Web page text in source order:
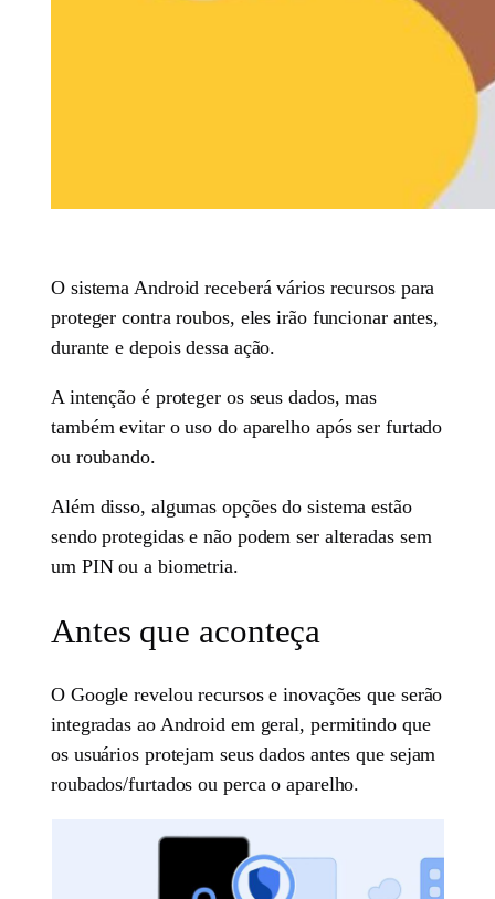
O sistema Android receberá vários recursos para
proteger contra roubos, eles irão funcionar antes,
durante e depois dessa ação.
A intenção é proteger os seus dados, mas
também evitar o uso do aparelho após ser furtado
ou roubando.
Além disso, algumas opções do sistema estão
sendo protegidas e não podem ser alteradas sem
um PIN ou a biometria.
Antes que aconteça
O Google revelou recursos e inovações que serão
integradas ao Android em geral, permitindo que
os usuários protejam seus dados antes que sejam
roubados/furtados ou perca o aparelho.